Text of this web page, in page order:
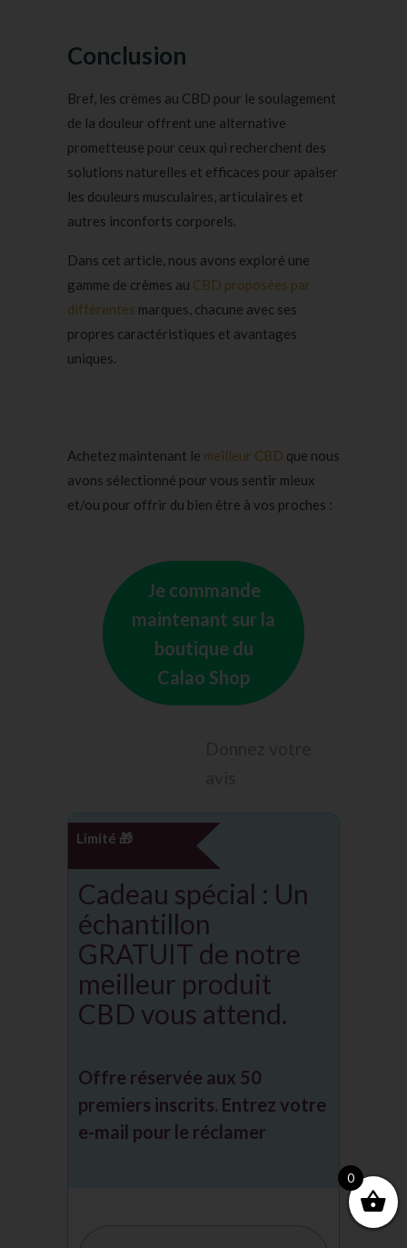
Conclusion
Bref, les crèmes au CBD pour le soulagement
de la douleur offrent une alternative
prometteuse pour ceux qui recherchent des
solutions naturelles et efficaces pour apaiser
les douleurs musculaires, articulaires et
autres inconforts corporels.
Dans cet article, nous avons exploré une
gamme de crèmes au CBD proposées par
différentes marques, chacune avec ses
propres caractéristiques et avantages
uniques.
Achetez maintenant le meilleur CBD que nous
avons sélectionné pour vous sentir mieux
et/ou pour offrir du bien être à vos proches :
Je commande
maintenant sur la
boutique du
Calao Shop
Limité 🎁
Cadeau spécial : Un
échantillon
GRATUIT de notre
meilleur produit
CBD vous attend.
Offre réservée aux 50
premiers inscrits. Entrez votre
e-mail pour le réclamer
0